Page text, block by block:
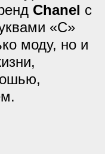
Chanel с
«C»
моду, но и